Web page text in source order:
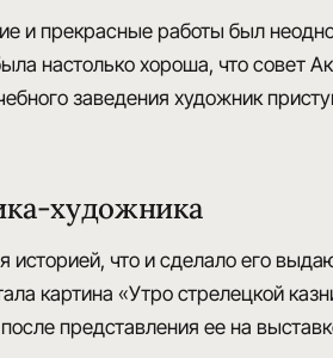
и прекрасные работы был
настолько хороша, что совет
заведения художник
художника
историей, что и сделало его
картина «Утро стрелецкой
представления ее на